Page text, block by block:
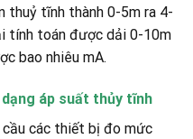
thuỷ tĩnh thành 0-5m ra 4-
tính toán được dải 0-10m
bao nhiêu mA.
áp suất thủy tĩnh
các thiết bị đo mức